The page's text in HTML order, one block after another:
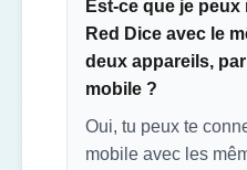
Est-ce que je
Red Dice avec le
deux appareils,
mobile ?
Oui, tu peux te
mobile avec les